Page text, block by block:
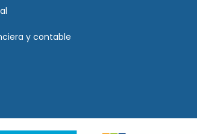
y contable